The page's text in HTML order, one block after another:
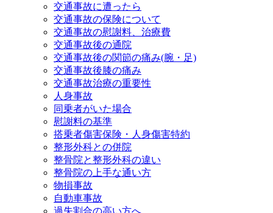
交通事故に遭ったら
交通事故の保険について
交通事故の慰謝料、治療費
交通事故後の通院
交通事故後の関節の痛み(腕・足)
交通事故後膝の痛み
交通事故治療の重要性
人身事故
同乗者がいた場合
慰謝料の基準
搭乗者傷害保険・人身傷害特約
整形外科との併院
整骨院と整形外科の違い
整骨院の上手な通い方
物損事故
自動車事故
過失割合の高い方へ